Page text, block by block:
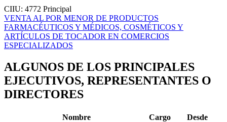
CIIU: 4772 Principal
VENTA AL POR MENOR DE PRODUCTOS
FARMACÉUTICOS Y MÉDICOS, COSMÉTICOS Y
ARTÍCULOS DE TOCADOR EN COMERCIOS
ESPECIALIZADOS
ALGUNOS DE LOS PRINCIPALES
EJECUTIVOS, REPRESENTANTES O
DIRECTORES
Nombre Cargo
Desde